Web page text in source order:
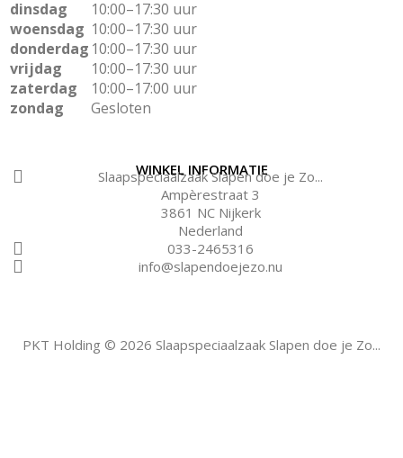
dinsdag
10:00–17:30 uur
woensdag 10:00–17:30 uur
donderdag 10:00–17:30 uur
vrijdag
10:00–17:30 uur
zaterdag
10:00–17:00 uur
zondag
Gesloten
WINKEL INFORMATIE
Slaapspeciaalzaak Slapen doe je Zo...
Ampèrestraat 3
3861 NC Nijkerk
Nederland
033-2465316
info@slapendoejezo.nu
PKT Holding © 2026 Slaapspeciaalzaak Slapen doe je Zo...